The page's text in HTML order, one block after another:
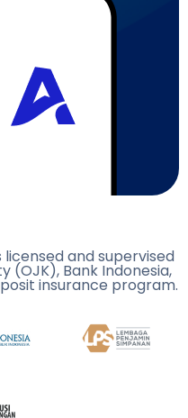
licensed and supervised
(OJK), Bank Indonesia,
insurance program.